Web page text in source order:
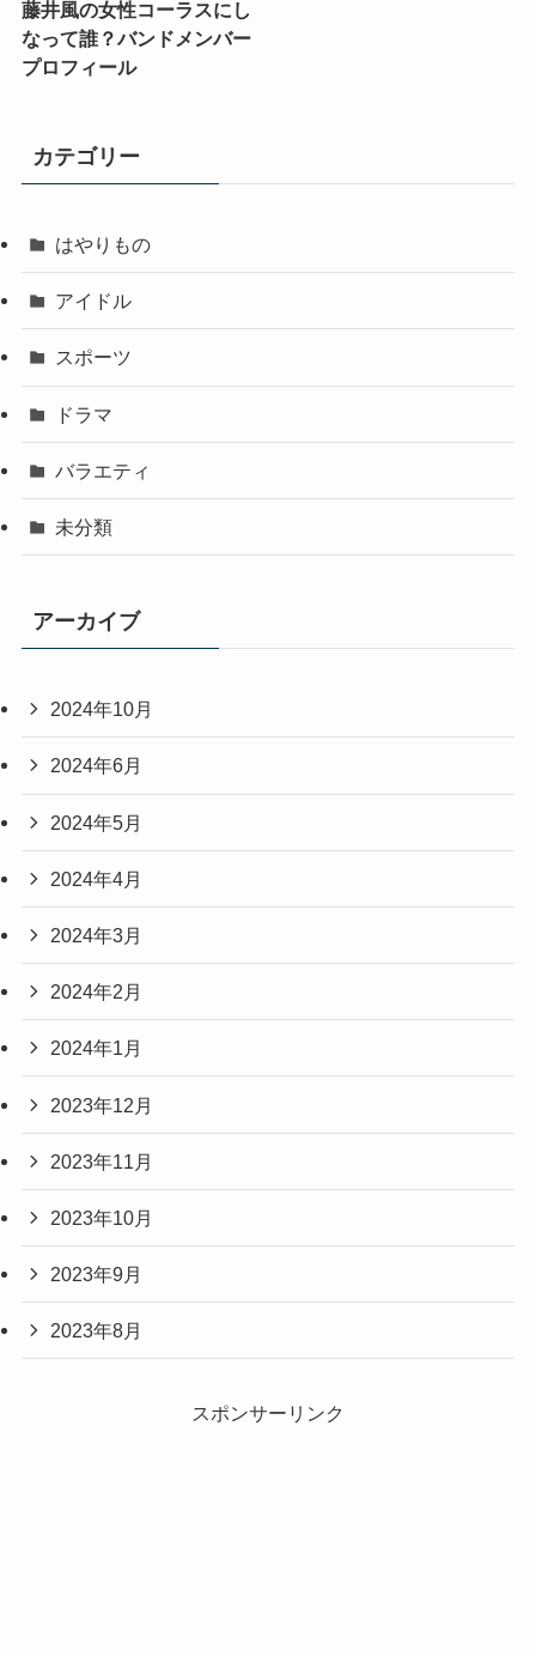
藤井風の女性コーラスにし
なって誰？バンドメンバー
プロフィール
カテゴリー
はやりもの
アイドル
スポーツ
ドラマ
バラエティ
未分類
アーカイブ
2024年10月
2024年6月
2024年5月
2024年4月
2024年3月
2024年2月
2024年1月
2023年12月
2023年11月
2023年10月
2023年9月
2023年8月
スポンサーリンク